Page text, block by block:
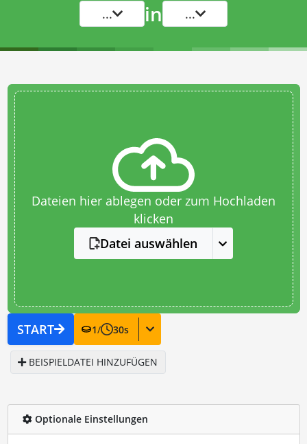
... in ...
Dateien hier ablegen oder zum Hochladen
klicken
Datei auswählen
START 1/ 30s
BEISPIELDATEI HINZUFÜGEN
Optionale Einstellungen